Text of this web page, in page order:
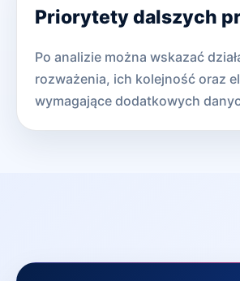
Priorytety dalszych
Po analizie można wskazać
rozważenia, ich kolejność oraz
wymagające dodatkowych